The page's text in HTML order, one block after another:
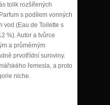
tolik rozšířených
s podílem vonných
vod (Eau de Toilette s
%). Autor a tvůrce
a průměrným
prvotřídní suroviny.
řemesla, a proto
niche.